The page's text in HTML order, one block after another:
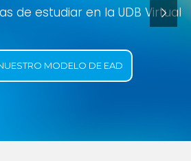
de estudiar en la UDB Virtual
MODELO DE EAD